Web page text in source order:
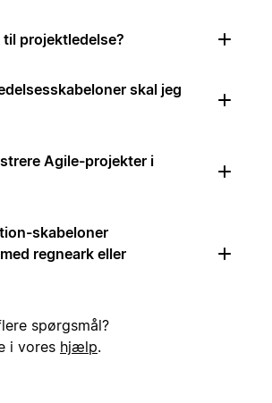
projektledelse?
skal jeg
Agile-projekter i
skabeloner
regneark eller
spørgsmål?
i vores hjælp.